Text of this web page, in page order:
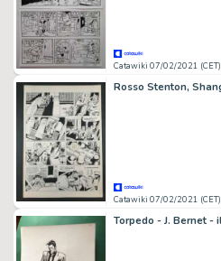
Catawiki 07/02/2021 (CET)
Catawiki 07/02/2021 (CET)